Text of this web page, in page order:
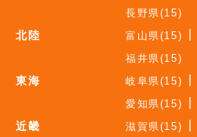
長野県(15)
北陸 富山県(15)
福井県(15)
東海 岐阜県(15)
愛知県(15)
近畿 滋賀県(15)